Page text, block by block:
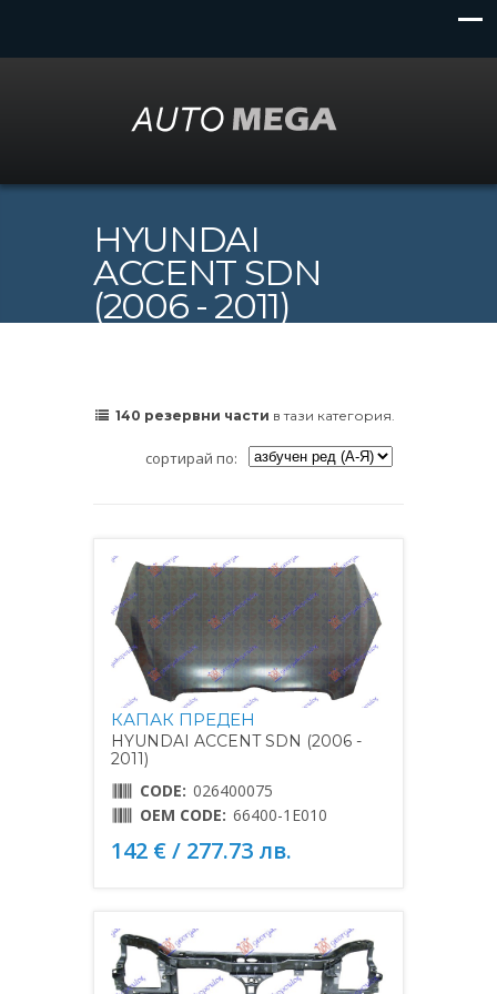
HYUNDAI
ACCENT SDN
(2006 - 2011)
140 резервни части в тази категория.
сортирай по:
КАПАК ПРЕДЕН
HYUNDAI ACCENT SDN (2006 -
2011)
CODE: 026400075
OEM CODE: 66400-1E010
142 € / 277.73 лв.